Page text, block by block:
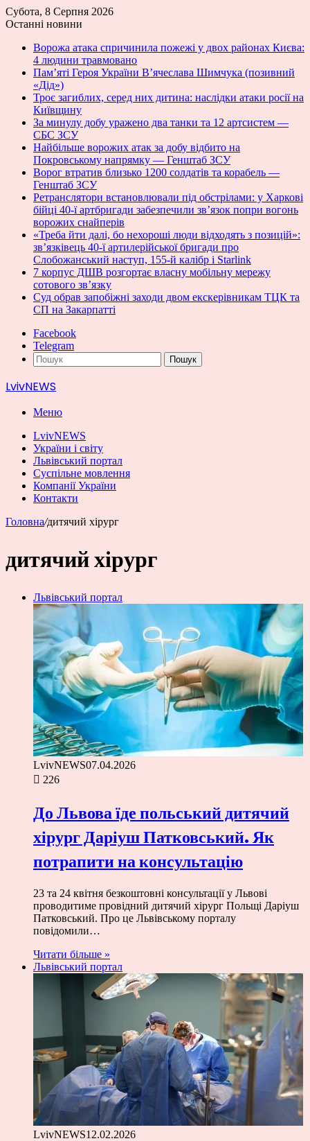
Субота, 8 Серпня 2026
Останні новини
Ворожа атака спричинила пожежі у двох районах Києва:
4 людини травмовано
Пам’яті Героя України В’ячеслава Шимчука (позивний
«Дід»)
Троє загиблих, серед них дитина: наслідки атаки росії на
Київщину
За минулу добу уражено два танки та 12 артсистем —
СБС ЗСУ
Найбільше ворожих атак за добу відбито на
Покровському напрямку — Генштаб ЗСУ
Ворог втратив близько 1200 солдатів та корабель —
Генштаб ЗСУ
Ретранслятори встановлювали під обстрілами: у Харкові
бійці 40-ї артбригади забезпечили зв’язок попри вогонь
ворожих снайперів
«Треба йти далі, бо нехороші люди відходять з позицій»:
зв’язківець 40-ї артилерійської бригади про
Слобожанський наступ, 155-й калібр і Starlink
7 корпус ДШВ розгортає власну мобільну мережу
сотового зв’язку
Суд обрав запобіжні заходи двом екскерівникам ТЦК та
СП на Закарпатті
Facebook
Telegram
Пошук
LvivNEWS
Меню
LvivNEWS
України і світу
Львівський портал
Суспільне мовлення
Компанії України
Контакти
Головна/дитячий хірург
дитячий хірург
Львівський портал
LvivNEWS07.04.2026
226
До Львова їде польський дитячий
хірург Даріуш Патковський. Як
потрапити на консультацію
23 та 24 квітня безкоштовні консультації у Львові
проводитиме провідний дитячий хірург Польщі Даріуш
Патковський. Про це Львівському порталу
повідомили…
Читати більше »
Львівський портал
LvivNEWS12.02.2026